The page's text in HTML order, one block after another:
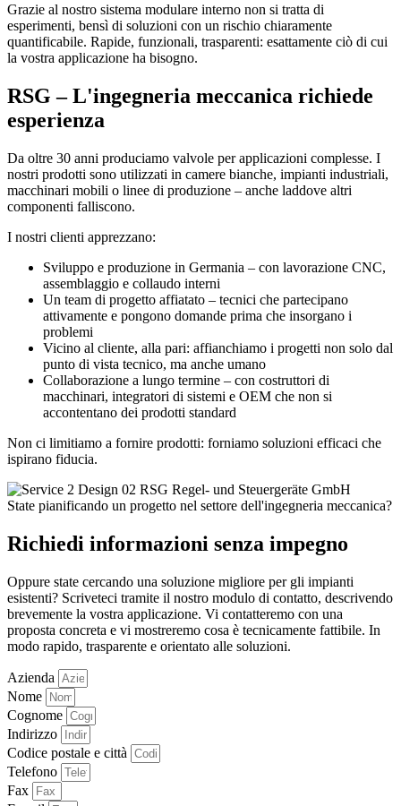
Grazie al nostro sistema modulare interno non si tratta di
esperimenti, bensì di soluzioni con un rischio chiaramente
quantificabile. Rapide, funzionali, trasparenti: esattamente ciò di cui
la vostra applicazione ha bisogno.
RSG – L'ingegneria meccanica richiede
esperienza
Da oltre 30 anni produciamo valvole per applicazioni complesse. I
nostri prodotti sono utilizzati in camere bianche, impianti industriali,
macchinari mobili o linee di produzione – anche laddove altri
componenti falliscono.
I nostri clienti apprezzano:
Sviluppo e produzione in Germania – con lavorazione CNC,
assemblaggio e collaudo interni
Un team di progetto affiatato – tecnici che partecipano
attivamente e pongono domande prima che insorgano i
problemi
Vicino al cliente, alla pari: affianchiamo i progetti non solo dal
punto di vista tecnico, ma anche umano
Collaborazione a lungo termine – con costruttori di
macchinari, integratori di sistemi e OEM che non si
accontentano dei prodotti standard
Non ci limitiamo a fornire prodotti: forniamo soluzioni efficaci che
ispirano fiducia.
State pianificando un progetto nel settore dell'ingegneria meccanica?
Richiedi informazioni senza impegno
Oppure state cercando una soluzione migliore per gli impianti
esistenti? Scriveteci tramite il nostro modulo di contatto, descrivendo
brevemente la vostra applicazione. Vi contatteremo con una
proposta concreta e vi mostreremo cosa è tecnicamente fattibile. In
modo rapido, trasparente e orientato alle soluzioni.
Azienda
Nome
Cognome
Indirizzo
Codice postale e città
Telefono
Fax